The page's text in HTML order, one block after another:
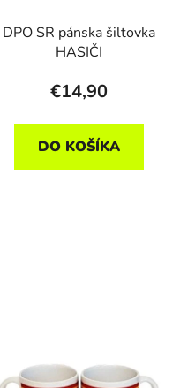
DPO SR pánska šiltovka
HASIČI
€14,90
DO KOŠÍKA